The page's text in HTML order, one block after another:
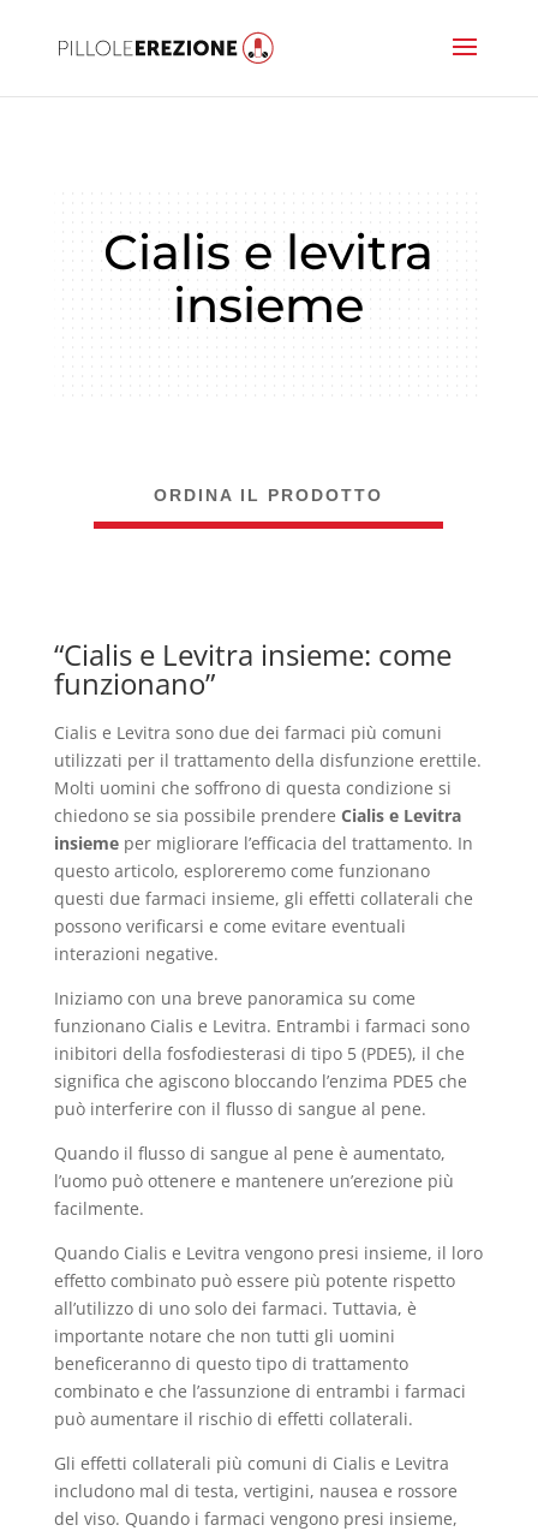
Cialis e levitra
insieme
ORDINA IL PRODOTTO
“Cialis e Levitra insieme: come
funzionano”
Cialis e Levitra sono due dei farmaci più comuni
utilizzati per il trattamento della disfunzione erettile.
Molti uomini che soffrono di questa condizione si
chiedono se sia possibile prendere Cialis e Levitra
insiemeper migliorare l’efficacia del trattamento. In
questo articolo, esploreremo come funzionano
questi due farmaci insieme, gli effetti collaterali che
possono verificarsi e come evitare eventuali
interazioni negative.
Iniziamo con una breve panoramica su come
funzionano Cialis e Levitra. Entrambi i farmaci sono
inibitori della fosfodiesterasi di tipo 5 (PDE5), il che
significa che agiscono bloccando l’enzima PDE5 che
può interferire con il flusso di sangue al pene.
Quando il flusso di sangue al pene è aumentato,
l’uomo può ottenere e mantenere un’erezione più
facilmente.
Quando Cialis e Levitra vengono presi insieme, il loro
effetto combinato può essere più potente rispetto
all’utilizzo di uno solo dei farmaci. Tuttavia, è
importante notare che non tutti gli uomini
beneficeranno di questo tipo di trattamento
combinato e che l’assunzione di entrambi i farmaci
può aumentare il rischio di effetti collaterali.
Gli effetti collaterali più comuni di Cialis e Levitra
includono mal di testa, vertigini, nausea e rossore
del viso. Quando i farmaci vengono presi insieme,